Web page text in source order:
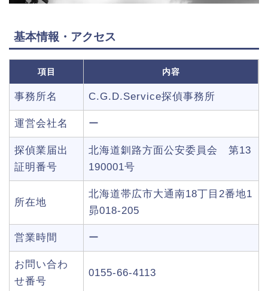
基本情報・アクセス
項目 内容
事務所名 C.G.D.Service探偵事務所
運営会社名 ー
探偵業届出
証明番号
北海道釧路方面公安委員会 第13
190001号
所在地
北海道帯広市大通南18丁目2番地1
昴018-205
営業時間 ー
お問い合わ
せ番号
0155-66-4113